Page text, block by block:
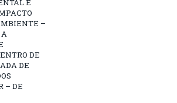
E
–
DE
DE
– DE